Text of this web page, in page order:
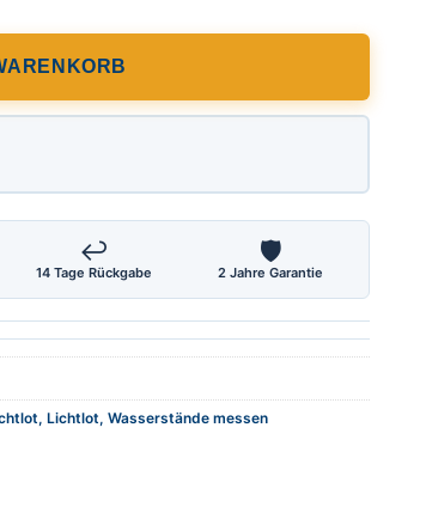
↩
14 Tage Rückgabe
🛡
2 Jahre Garantie
Lichtlot, Wasserstände messen